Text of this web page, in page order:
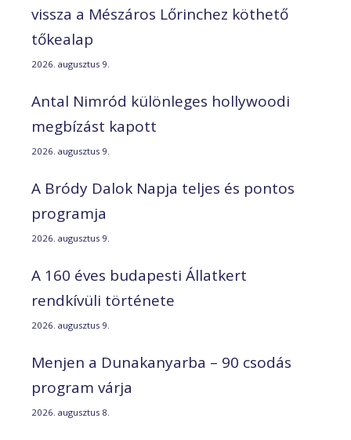
vissza a Mészáros Lőrinchez köthető
tőkealap
2026. augusztus 9.
Antal Nimród különleges hollywoodi
megbízást kapott
2026. augusztus 9.
A Bródy Dalok Napja teljes és pontos
programja
2026. augusztus 9.
A 160 éves budapesti Állatkert
rendkívüli története
2026. augusztus 9.
Menjen a Dunakanyarba – 90 csodás
program várja
2026. augusztus 8.